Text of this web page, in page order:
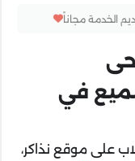
الخدمة مجاناً
في
على موقع نذاكر،